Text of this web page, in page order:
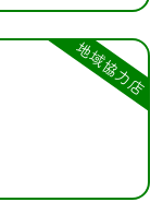
地域協力店